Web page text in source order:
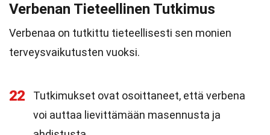
Verbenan Tieteellinen Tutkimus
Verbenaa on tutkittu tieteellisesti sen monien
terveysvaikutusten vuoksi.
22
Tutkimukset ovat osoittaneet, että verbena
voi auttaa lievittämään masennusta ja